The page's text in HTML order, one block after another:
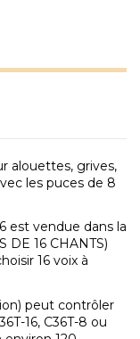
alouettes, grives,
les puces de 8
est vendue dans la
DE 16 CHANTS)
16 voix à
peut contrôler
16, C36T-8 ou